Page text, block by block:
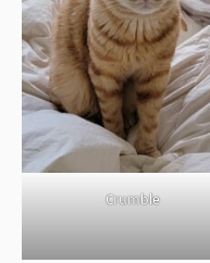
Crumble